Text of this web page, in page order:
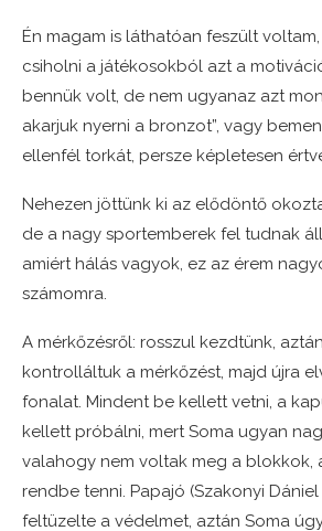
Én magam is láthatóan feszült
csiholni a játékosokból azt a
bennük volt, de nem ugyanaz azt
akarjuk nyerni a bronzot”, vagy
ellenfél torkát, persze képletesen
Nehezen jöttünk ki az elődöntő
de a nagy sportemberek fel tudnak
amiért hálás vagyok, ez az érem
számomra.
A mérkőzésről: rosszul kezdtünk,
kontrolláltuk a mérkőzést, majd újra
fonalat. Mindent be kellett vetni, a
kellett próbálni, mert Soma ugyan
valahogy nem voltak meg a blokkok,
rendbe tenni. Papajó (Szakonyi
feltüzelte a védelmet, aztán Soma